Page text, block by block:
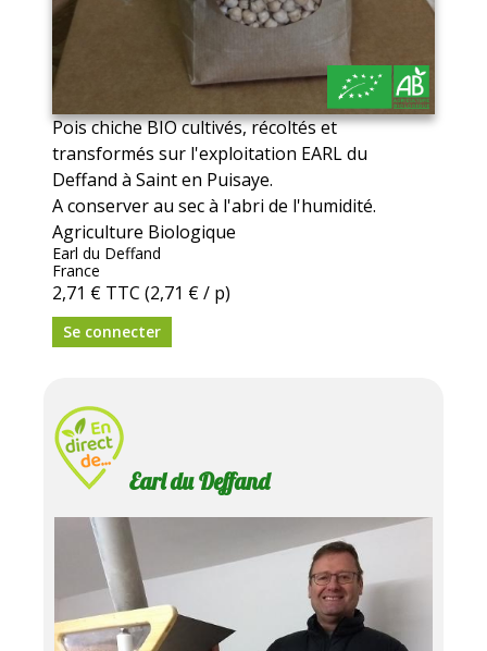
Pois chiche BIO cultivés, récoltés et
transformés sur l'exploitation EARL du
Deffand à Saint en Puisaye.
A conserver au sec à l'abri de l'humidité.
Agriculture Biologique
Earl du Deffand
France
2,71 € TTC (2,71 € / p)
Se connecter
Earl du Deffand